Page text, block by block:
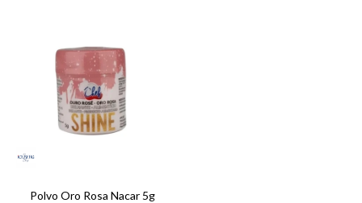
Polvo Oro Rosa Nacar 5g